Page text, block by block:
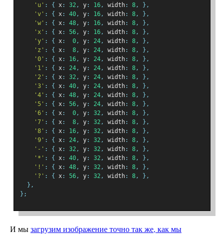
'u' : { x: 32, y: 16, width: 8,
},
'v' : { x: 40, y: 16, width: 8,
},
'w' : { x: 48, y: 16, width: 8,
},
'x' : { x: 56, y: 16, width: 8,
},
'y' : { x: 0, y: 24, width: 8,
},
'z' : { x: 8, y: 24, width: 8,
},
'0' : { x: 16, y: 24, width: 8,
},
'1' : { x: 24, y: 24, width: 8,
},
'2' : { x: 32, y: 24, width: 8,
},
'3' : { x: 40, y: 24, width: 8,
},
'4' : { x: 48, y: 24, width: 8,
},
'5' : { x: 56, y: 24, width: 8,
},
'6' : { x: 0, y: 32, width: 8,
},
'7' : { x: 8, y: 32, width: 8,
},
'8' : { x: 16, y: 32, width: 8,
},
'9' : { x: 24, y: 32, width: 8,
},
'-' : { x: 32, y: 32, width: 8,
},
'*' : { x: 40, y: 32, width: 8,
},
'!' : { x: 48, y: 32, width: 8,
},
'?' : { x: 56, y: 32, width: 8,
},
},
};
И мызагрузим изображение точно так же, как мы